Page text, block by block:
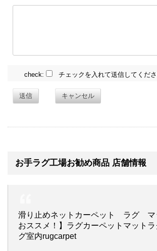
check: チェックを入れて送信してくださ
送信 キャンセル
お手ラグ工場お勧め商品 店舗情報
滑り止めネットカーペット ラグ マ
おススメ！】ラグカーペットマット
グ室内rugcarpet